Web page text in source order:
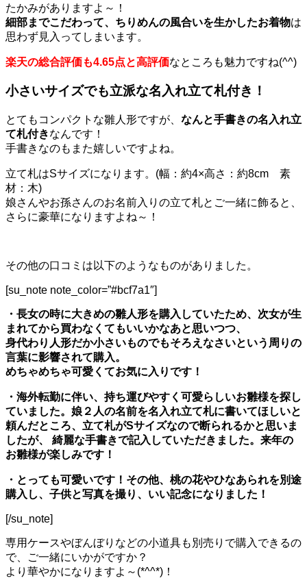
たかみがありますよ～！
細部までこだわって、ちりめんの風合いを生かしたお着物は
思わず見入ってしまいます。
楽天の総合評価も4.65点と高評価なところも魅力ですね(^^)
小さいサイズでも立派な名入れ立て札付き！
とてもコンパクトな雛人形ですが、 なんと手書きの名入れ立
て札付きなんです！
手書きなのもまた嬉しいですよね。
立て札はSサイズになります。(幅：約4×高さ：約8cm 素
材：木)
娘さんやお孫さんのお名前入りの立て札とご一緒に飾ると、
さらに豪華になりますよね～！
その他の口コミは以下のようなものがありました。
[su_note note_color=”#bcf7a1″]
・長女の時に大きめの雛人形を購入していたため、次女が生
まれてから買わなくてもいいかなあと思いつつ、
身代わり人形だか小さいものでもそろえなさいという周りの
言葉に影響されて購入。
めちゃめちゃ可愛くてお気に入りです！
・海外転勤に伴い、持ち運びやすく可愛らしいお雛様を探し
ていました。娘２人の名前を名入れ立て札に書いてほしいと
頼んだところ、立て札がSサイズなので断られるかと思いま
したが、
綺麗な手書きで記入していただきました。来年の
お雛様が楽しみです！
・とっても可愛いです！その他、桃の花やひなあられを別途
購入し、子供と写真を撮り、いい記念になりました！
[/su_note]
専用ケースやぼんぼりなどの小道具も別売りで購入できるの
で、ご一緒にいかがですか？
より華やかになりますよ～(*^^*)！